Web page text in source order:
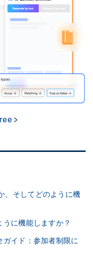
>
、そしてどのように機
に機能しますか？
イド：参加者制限に